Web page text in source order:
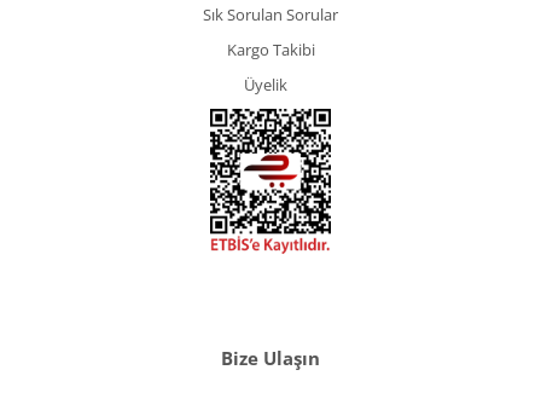
Sık Sorulan Sorular
Kargo Takibi
Üyelik
Bize Ulaşın